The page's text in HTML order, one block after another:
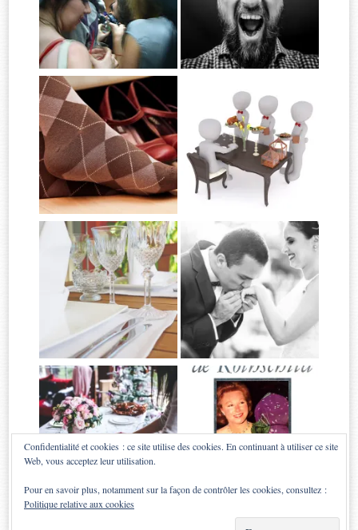
Confidentialité et cookies : ce site utilise des cookies. En continuant à utiliser ce site
Web, vous acceptez leur utilisation.
Pour en savoir plus, notamment sur la façon de contrôler les cookies, consultez :
Politique relative aux cookies